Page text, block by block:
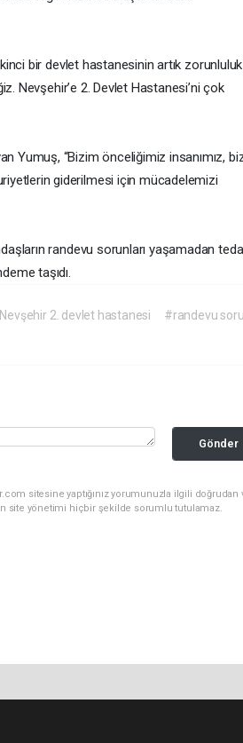
ikinci bir devlet hastanesinin artık zorunluluk
Nevşehir’e 2. Devlet Hastanesi’ni çok
Yumuş, “Bizim önceliğimiz insanımız,
giderilmesi için mücadelemizi
randevu sorunları yaşamadan
taşıdı.
2. devlet hastanesi
#randevu
Gönder
sitesine yaptığınız yorumunuzla ilgili doğrudan
site yönetimi hiçbir şekilde sorumlu tutulamaz.